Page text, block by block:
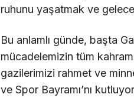
ruhunu yaşatmak ve
Bu anlamlı günde, başta
mücadelemizin tüm
gazilerimizi rahmet ve
ve Spor Bayramı’nı